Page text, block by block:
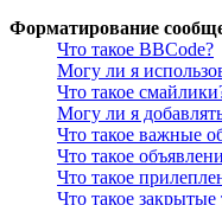
Форматирование
Что такое BBCode?
Могу ли я
Что такое
Могу ли я
Что такое важные
Что такое
Что такое
Что такое